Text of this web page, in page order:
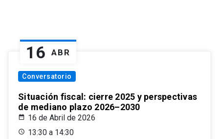
16 ABR
Conversatorio
Situación fiscal: cierre 2025 y perspectivas
de mediano plazo 2026–2030
16 de Abril de 2026
13:30 a 14:30